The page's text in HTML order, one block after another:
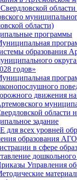
области)
программы
образования
годов»
движения
области
задание
всех уровней
образования
в сфере
Управления